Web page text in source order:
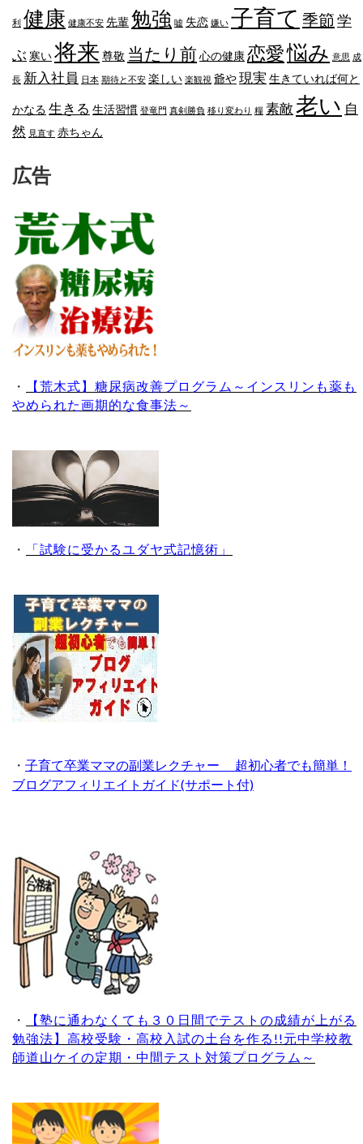
利 健康 健康不安 先輩勉強 嘘 失恋 嫌い 子育て 季節学
ぶ 寒い将来 尊敬 当たり前 心の健康恋愛悩み 意思 成
長 新入社員 日本 期待と不安 楽しい 楽観視 爺や現実 生きていれば何と
かなる 生きる 生活習慣 登竜門 真剣勝負 移り変わり 糧 素敵 老い 自
然 見直す 赤ちゃん
広告
・
【荒木式】糖尿病改善プログラム～インスリンも薬も
やめられた画期的な食事法～
・ 「試験に受かるユダヤ式記憶術」
・ 子育て卒業ママの副業レクチャー 超初心者でも簡単！
ブログアフィリエイトガイド(サポート付)
・
【塾に通わなくても３０日間でテストの成績が上がる
勉強法】高校受験・高校入試の土台を作る!!元中学校教
師道山ケイの定期・中間テスト対策プログラム～